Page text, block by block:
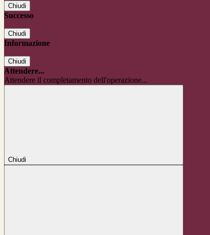
Chiudi
Successo
Chiudi
Informazione
Chiudi
Attendere...
Attendere il completamento dell'operazione...
Chiudi